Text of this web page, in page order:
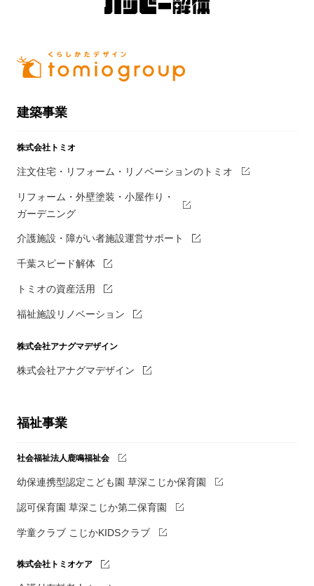
建築事業
株式会社トミオ
注文住宅・リフォーム・リノベーションのトミオ
リフォーム・外壁塗装・小屋作り・
ガーデニング
介護施設・障がい者施設運営サポート
千葉スピード解体
トミオの資産活用
福祉施設リノベーション
株式会社アナグマデザイン
株式会社アナグマデザイン
福祉事業
社会福祉法人鹿鳴福祉会
幼保連携型認定こども園 草深こじか保育園
認可保育園 草深こじか第二保育園
学童クラブ こじかKIDSクラブ
株式会社トミオケア